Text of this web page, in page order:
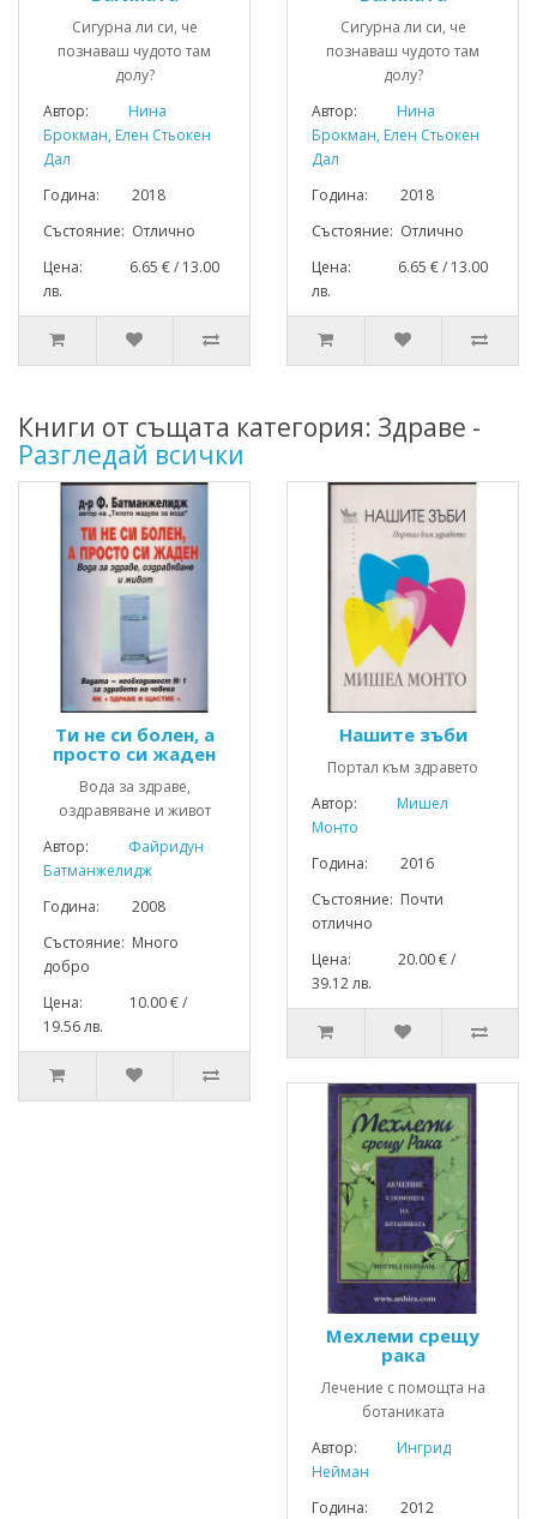
Сигурна ли си, че
познаваш чудото там
долу?
Автор:
Нина
Брокман, Елен Стьокен
Дал
Година: 2018
Състояние: Отлично
Цена: 6.65 € / 13.00
лв.
Сигурна ли си, че
познаваш чудото там
долу?
Автор:
Нина
Брокман, Елен Стьокен
Дал
Година: 2018
Състояние: Отлично
Цена: 6.65 € / 13.00
лв.
Книги от същата категория: Здраве -
Разгледай всички
Ти не си болен, а
просто си жаден
Вода за здраве,
оздравяване и живот
Автор:
Файридун
Батманжелидж
Година: 2008
Състояние: Много
добро
Цена: 10.00 € /
19.56 лв.
Нашите зъби
Портал към здравето
Автор:
Мишел
Монто
Година: 2016
Състояние: Почти
отлично
Цена: 20.00 € /
39.12 лв.
Мехлеми срещу
рака
Лечение с помощта на
ботаниката
Автор:
Ингрид
Нейман
Година: 2012